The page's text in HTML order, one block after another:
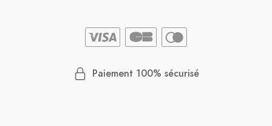
Paiement 100% sécurisé